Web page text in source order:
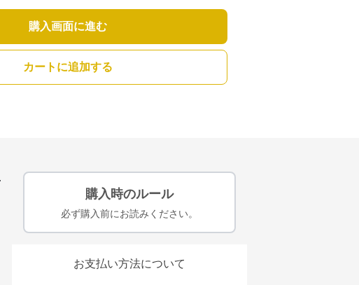
購入画面に進む
カートに追加する
購入時のルール
必ず購入前にお読みください。
お支払い方法について